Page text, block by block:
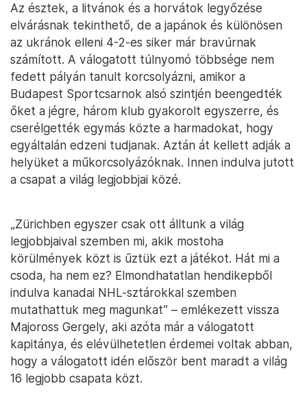
Az észtek, a litvánok és a horvátok legyőzése
elvárásnak tekinthető, de a japánok és különösen
az ukránok elleni 4-2-es siker már bravúrnak
számított. A válogatott túlnyomó többsége nem
fedett pályán tanult korcsolyázni, amikor a
Budapest Sportcsarnok alsó szintjén beengedték
őket a jégre, három klub gyakorolt egyszerre, és
cserélgették egymás közte a harmadokat, hogy
egyáltalán edzeni tudjanak. Aztán át kellett adják a
helyüket a műkorcsolyázóknak. Innen indulva jutott
a csapat a világ legjobbjai közé.
„Zürichben egyszer csak ott álltunk a világ
legjobbjaival szemben mi, akik mostoha
körülmények közt is űztük ezt a játékot. Hát mi a
csoda, ha nem ez? Elmondhatatlan hendikepből
indulva kanadai NHL-sztárokkal szemben
mutathattuk meg magunkat” – emlékezett vissza
Majoross Gergely, aki azóta már a válogatott
kapitánya, és elévülhetetlen érdemei voltak abban,
hogy a válogatott idén először bent maradt a világ
16 legjobb csapata közt.